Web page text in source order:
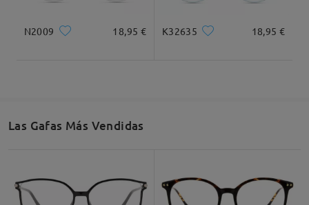
N2009 18,95 € K32635 18,95 €
Las Gafas Más Vendidas